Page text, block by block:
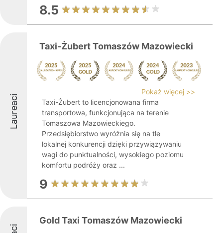
8.5
Laureaci
Taxi-Żubert Tomaszów Mazowiecki
Pokaż więcej >>
Taxi-Żubert to licencjonowana firma
transportowa, funkcjonująca na terenie
Tomaszowa Mazowieckiego.
Przedsiębiorstwo wyróżnia się na tle
lokalnej konkurencji dzięki przywiązywaniu
wagi do punktualności, wysokiego poziomu
komfortu podróży oraz ...
9
Gold Taxi Tomaszów Mazowiecki